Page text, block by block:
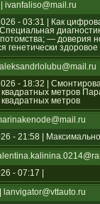
| ivanfaliso@mail.ru
- 03:31 | Как
— доверия
генетически
aleksandrlolubu@mail.ru
- 18:32 |
метров
метров
- 21:58 |
- 07:17 |
| lanvigator@vttauto.ru